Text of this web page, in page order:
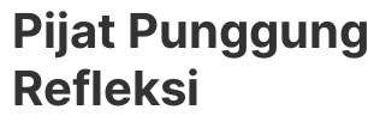
Pijat Punggung
Refleksi